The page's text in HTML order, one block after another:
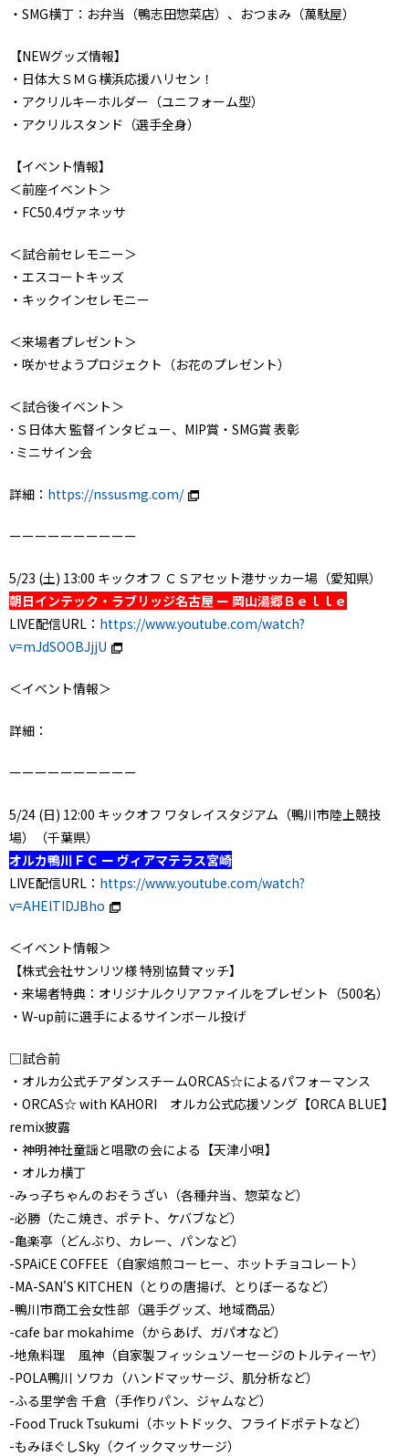
・SMG横丁：お弁当（鴨志田惣菜店）、おつまみ（萬駄屋）
【NEWグッズ情報】
・日体大ＳＭＧ横浜応援ハリセン！
・アクリルキーホルダー（ユニフォーム型）
・アクリルスタンド（選手全身）
【イベント情報】
＜前座イベント＞
・FC50.4ヴァネッサ
＜試合前セレモニー＞
・エスコートキッズ
・キックインセレモニー
＜来場者プレゼント＞
・咲かせようプロジェクト（お花のプレゼント）
＜試合後イベント＞
･Ｓ日体大 監督インタビュー、MIP賞・SMG賞 表彰
･ミニサイン会
詳細： https://nssusmg.com/
ーーーーーーーーーー
5/23 (土) 13:00 キックオフ ＣＳアセット港サッカー場（愛知県）
朝日インテック・ラブリッジ名古屋 ー 岡山湯郷Ｂｅｌｌｅ
LIVE配信URL： https://www.youtube.com/watch?
v=mJdSOOBJjjU
＜イベント情報＞
詳細：
ーーーーーーーーーー
5/24 (日) 12:00 キックオフ ワタレイスタジアム（鴨川市陸上競技
場）（千葉県）
オルカ鴨川ＦＣ ー ヴィアマテラス宮崎
LIVE配信URL： https://www.youtube.com/watch?
v=AHElTIDJBho
＜イベント情報＞
【株式会社サンリツ様 特別協賛マッチ】
・来場者特典：オリジナルクリアファイルをプレゼント（500名）
・W-up前に選手によるサインボール投げ
□試合前
・オルカ公式チアダンスチームORCAS☆によるパフォーマンス
・ORCAS☆ with KAHORI オルカ公式応援ソング【ORCA BLUE】
remix披露
・神明神社童謡と唱歌の会による【天津小唄】
・オルカ横丁
-みっ子ちゃんのおそうざい（各種弁当、惣菜など）
-必勝（たこ焼き、ポテト、ケバブなど）
-亀楽亭（どんぶり、カレー、パンなど）
-SPAiCE COFFEE（自家焙煎コーヒー、ホットチョコレート）
-MA-SAN'S KITCHEN（とりの唐揚げ、とりぼーるなど）
-鴨川市商工会女性部（選手グッズ、地域商品）
-cafe bar mokahime（からあげ、ガパオなど）
-地魚料理 風神（自家製フィッシュソーセージのトルティーヤ）
-POLA鴨川 ソワカ（ハンドマッサージ、肌分析など）
-ふる里学舎 千倉（手作りパン、ジャムなど）
-Food Truck Tsukumi（ホットドック、フライドポテトなど）
-もみほぐしSky（クイックマッサージ）